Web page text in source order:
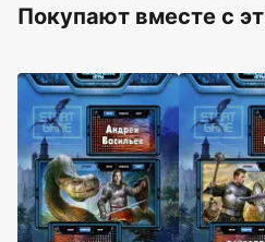
Покупают вместе c